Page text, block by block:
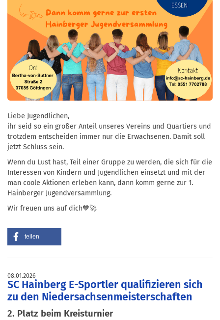
Liebe Jugendlichen,
ihr seid so ein großer Anteil unseres Vereins und Quartiers und
trotzdem entscheiden immer nur die Erwachsenen. Damit soll
jetzt Schluss sein.
Wenn du Lust hast, Teil einer Gruppe zu werden, die sich für die
Interessen von Kindern und Jugendlichen einsetzt und mit der
man coole Aktionen erleben kann, dann komm gerne zur 1.
Hainberger Jugendversammlung.
Wir freuen uns auf dich💙🚀
teilen
08.01.2026
SC Hainberg E-Sportler qualifizieren sich
zu den Niedersachsenmeisterschaften
2. Platz beim Kreisturnier